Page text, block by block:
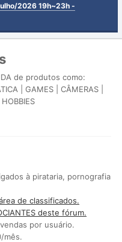
2026 19h~23h -
de produtos como:
| GAMES | CÂMERAS |
à pirataria, pornografia
de classificados.
deste fórum.
por usuário.
mês.